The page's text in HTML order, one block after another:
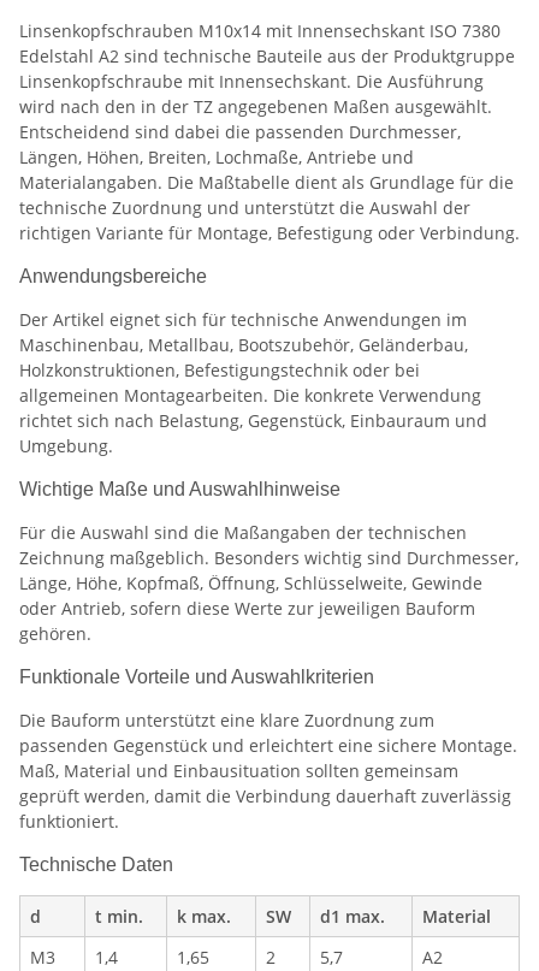
Linsenkopfschrauben M10x14 mit Innensechskant ISO 7380
Edelstahl A2 sind technische Bauteile aus der Produktgruppe
Linsenkopfschraube mit Innensechskant. Die Ausführung
wird nach den in der TZ angegebenen Maßen ausgewählt.
Entscheidend sind dabei die passenden Durchmesser,
Längen, Höhen, Breiten, Lochmaße, Antriebe und
Materialangaben. Die Maßtabelle dient als Grundlage für die
technische Zuordnung und unterstützt die Auswahl der
richtigen Variante für Montage, Befestigung oder Verbindung.
Anwendungsbereiche
Der Artikel eignet sich für technische Anwendungen im
Maschinenbau, Metallbau, Bootszubehör, Geländerbau,
Holzkonstruktionen, Befestigungstechnik oder bei
allgemeinen Montagearbeiten. Die konkrete Verwendung
richtet sich nach Belastung, Gegenstück, Einbauraum und
Umgebung.
Wichtige Maße und Auswahlhinweise
Für die Auswahl sind die Maßangaben der technischen
Zeichnung maßgeblich. Besonders wichtig sind Durchmesser,
Länge, Höhe, Kopfmaß, Öffnung, Schlüsselweite, Gewinde
oder Antrieb, sofern diese Werte zur jeweiligen Bauform
gehören.
Funktionale Vorteile und Auswahlkriterien
Die Bauform unterstützt eine klare Zuordnung zum
passenden Gegenstück und erleichtert eine sichere Montage.
Maß, Material und Einbausituation sollten gemeinsam
geprüft werden, damit die Verbindung dauerhaft zuverlässig
funktioniert.
Technische Daten
d t min. k max. SW d1 max.
Material
M3
1,4 1,65 2 5,7
A2